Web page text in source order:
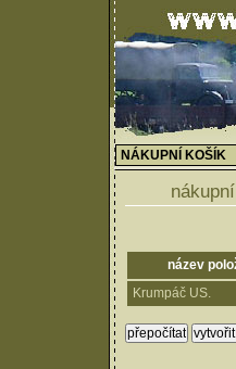
NÁKUPNÍ KOŠÍK
název
Krumpáč US.